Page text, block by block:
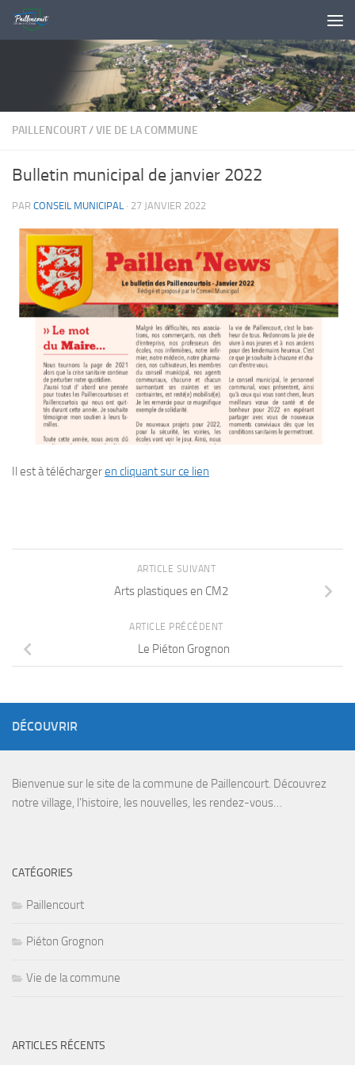
Skip to content
PAILLENCOURT/VIE DE LA COMMUNE
Bulletin municipal de janvier 2022
PAR CONSEIL MUNICIPAL · 27 JANVIER 2022
Il est à téléchargeren cliquant sur ce lien
ARTICLE SUIVANT
Arts plastiques en CM2
ARTICLE PRÉCÉDENT
Le Piéton Grognon
DÉCOUVRIR
Bienvenue sur le site de la commune de Paillencourt. Découvrez
notre village, l’histoire, les nouvelles, les rendez-vous…
CATÉGORIES
Paillencourt
Piéton Grognon
Vie de la commune
ARTICLES RÉCENTS